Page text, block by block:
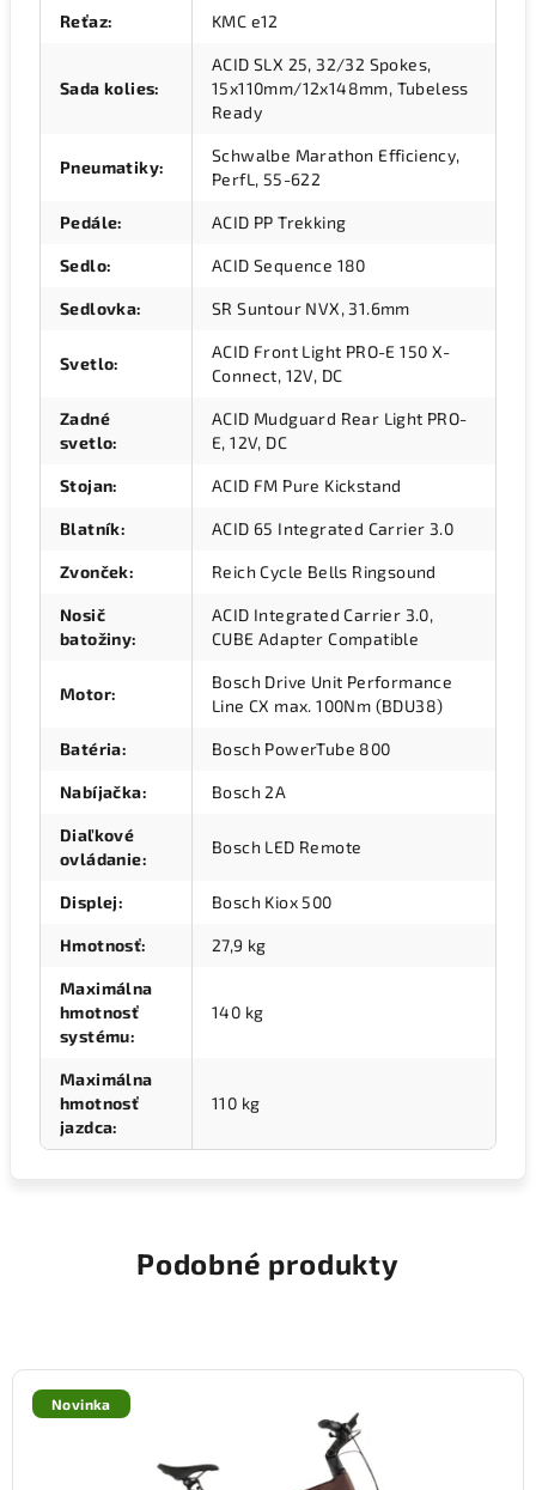
Reťaz: KMC e12
Sada kolies:
ACID SLX 25, 32/32 Spokes,
15x110mm/12x148mm, Tubeless
Ready
Pneumatiky:
Schwalbe Marathon Efficiency,
PerfL, 55-622
Pedále: ACID PP Trekking
Sedlo: ACID Sequence 180
Sedlovka: SR Suntour NVX, 31.6mm
Svetlo:
ACID Front Light PRO-E 150 X-
Connect, 12V, DC
Zadné
svetlo:
ACID Mudguard Rear Light PRO-
E, 12V, DC
Stojan: ACID FM Pure Kickstand
Blatník: ACID 65 Integrated Carrier 3.0
Zvonček: Reich Cycle Bells Ringsound
Nosič
batožiny:
ACID Integrated Carrier 3.0,
CUBE Adapter Compatible
Motor:
Bosch Drive Unit Performance
Line CX max. 100Nm (BDU38)
Batéria: Bosch PowerTube 800
Nabíjačka: Bosch 2A
Diaľkové
ovládanie:
Bosch LED Remote
Displej: Bosch Kiox 500
Hmotnosť: 27,9 kg
Maximálna
hmotnosť
systému:
140 kg
Maximálna
hmotnosť
jazdca:
110 kg
Podobné produkty
Novinka